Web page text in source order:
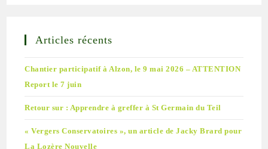
Articles récents
Chantier participatif à Alzon, le 9 mai 2026 – ATTENTION
Report le 7 juin
Retour sur : Apprendre à greffer à St Germain du Teil
« Vergers Conservatoires », un article de Jacky Brard pour
La Lozère Nouvelle